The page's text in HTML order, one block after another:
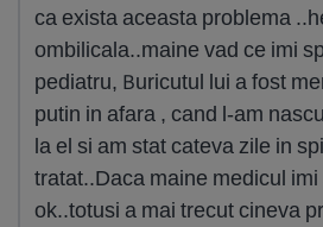
ca exista aceasta problema
ombilicala..maine vad ce imi
pediatru, Buricutul lui a fost
putin in afara , cand l-am
la el si am stat cateva zile in
tratat..Daca maine medicul
ok..totusi a mai trecut cineva